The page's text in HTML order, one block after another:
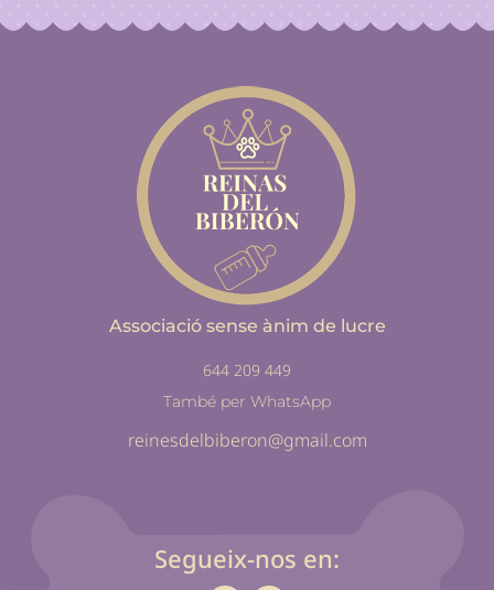
Associació sense ànim de lucre
644 209 449
També per WhatsApp
reinesdelbiberon@gmail.com
Segueix-nos en: